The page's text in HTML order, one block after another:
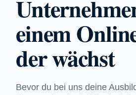
einem
der wächst
Bevor du bei uns deine